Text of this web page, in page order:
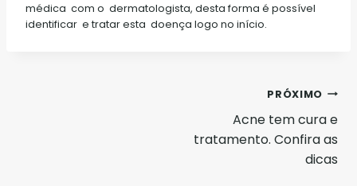
médica com o dermatologista, desta forma é possível
identificar e tratar esta doença logo no início.
PRÓXIMO
Acne tem cura e
tratamento. Confira as
dicas